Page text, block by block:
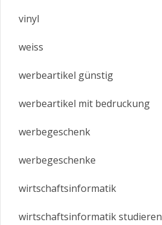
vinyl
weiss
werbeartikel günstig
werbeartikel mit bedruckung
werbegeschenk
werbegeschenke
wirtschaftsinformatik
wirtschaftsinformatik studieren